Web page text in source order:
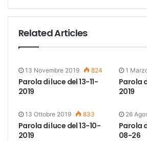
Related Articles
13 Novembre 2019 824
Parola di luce del 13-11-
2019
1
Parola
2019
13 Ottobre 2019 833
Parola di luce del 13-10-
2019
26
Parola
08-26